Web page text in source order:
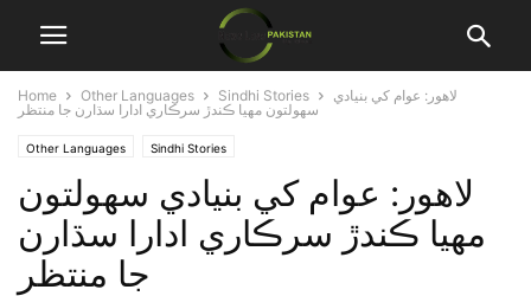
Home Other Languages Sindhi Stories
لاهور: عوام کي بنيادي
سهولتون مهيا ڪندڙ سرڪاري ادارا سڌارن جا منتظر
Other Languages Sindhi Stories
لاهور: عوام کي بنيادي سهولتون
مهيا ڪندڙ سرڪاري ادارا سڌارن
جا منتظر